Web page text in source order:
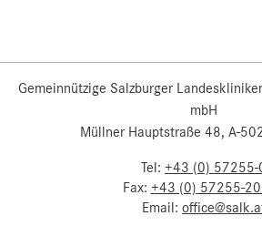
Gemeinnützige Salzburger
mbH
Müllner Hauptstraße 48, A-
Tel: +43 (0) 57255-
Fax: +43 (0) 57255-
Email: